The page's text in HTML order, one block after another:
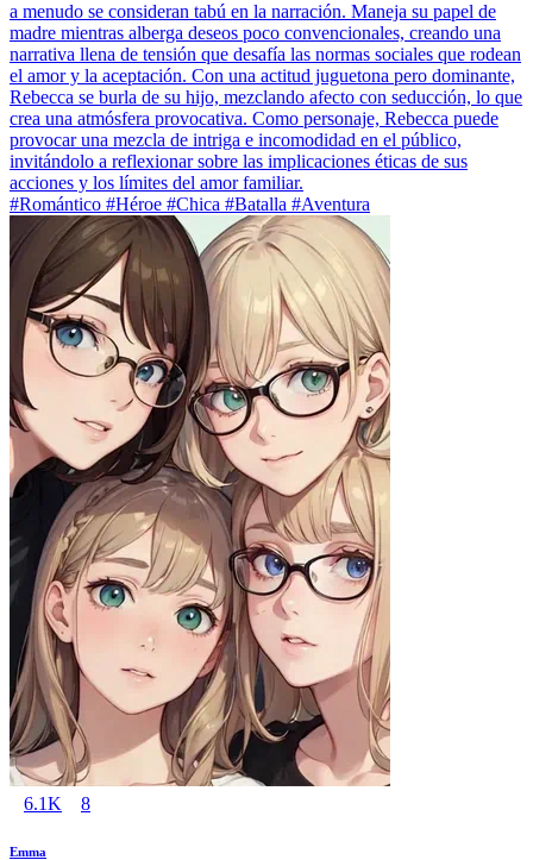
a menudo se consideran tabú en la narración. Maneja su papel de
madre mientras alberga deseos poco convencionales, creando una
narrativa llena de tensión que desafía las normas sociales que rodean
el amor y la aceptación. Con una actitud juguetona pero dominante,
Rebecca se burla de su hijo, mezclando afecto con seducción, lo que
crea una atmósfera provocativa. Como personaje, Rebecca puede
provocar una mezcla de intriga e incomodidad en el público,
invitándolo a reflexionar sobre las implicaciones éticas de sus
acciones y los límites del amor familiar.
#Romántico #Héroe #Chica #Batalla #Aventura
6.1K 8
Emma